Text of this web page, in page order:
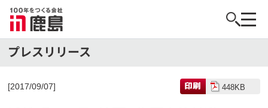
[2017/09/07] 448KB